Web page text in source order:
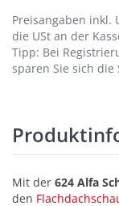
Preisangaben inkl.
die USt an der
Tipp: Bei
sparen Sie sich die
Mit der 624 Alfa
den